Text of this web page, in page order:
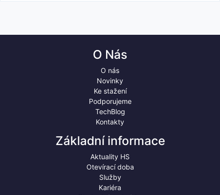
O Nás
O nás
Novinky
Ke stažení
Podporujeme
TechBlog
Kontakty
Základní informace
Aktuality HS
Otevírací doba
Služby
Kariéra